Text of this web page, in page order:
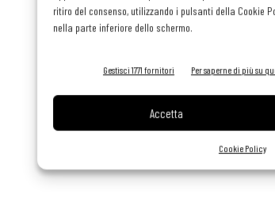
ritiro del consenso, utilizzando i pulsanti della Cookie
nella parte inferiore dello schermo.
Gestisci 1771 fornitori Per saperne di più su
Accetta
Cookie Policy